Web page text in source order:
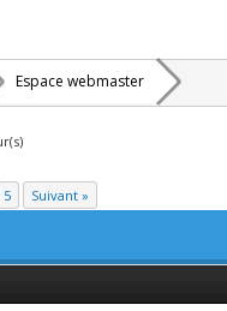
Espace webmaster
5 Suivant »